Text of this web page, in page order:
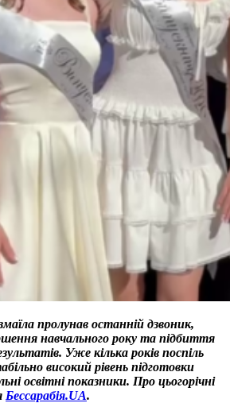
пролунав останній дзвоник,
навчального року та підбиття
Уже кілька років поспіль
високий рівень підготовки
освітні показники. Про цьогорічні
Бессарабія.UA.